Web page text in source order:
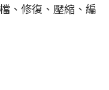
、修復、壓縮、編